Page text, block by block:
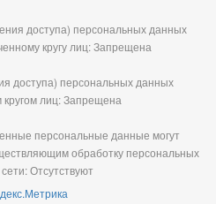
доступа) персональных данных
кругу лиц: Запрещена
доступа) персональных данных
лиц: Запрещена
персональные данные могут
обработку персональных
Отсутствуют